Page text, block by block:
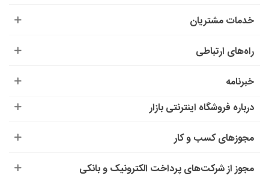
خدمات مشتریان
راه‌های ارتباطی
خبرنامه
درباره‌ فروشگاه اینترنتی بازار
مجوزهای کسب و کار
مجوز از شرکت‌های پرداخت الکترونیک و بانکی